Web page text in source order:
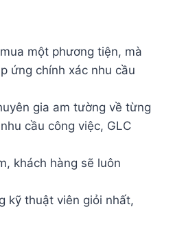
một phương tiện, mà
ứng chính xác nhu cầu
gia am tường về từng
cầu công việc, GLC
khách hàng sẽ luôn
kỹ thuật viên giỏi nhất,